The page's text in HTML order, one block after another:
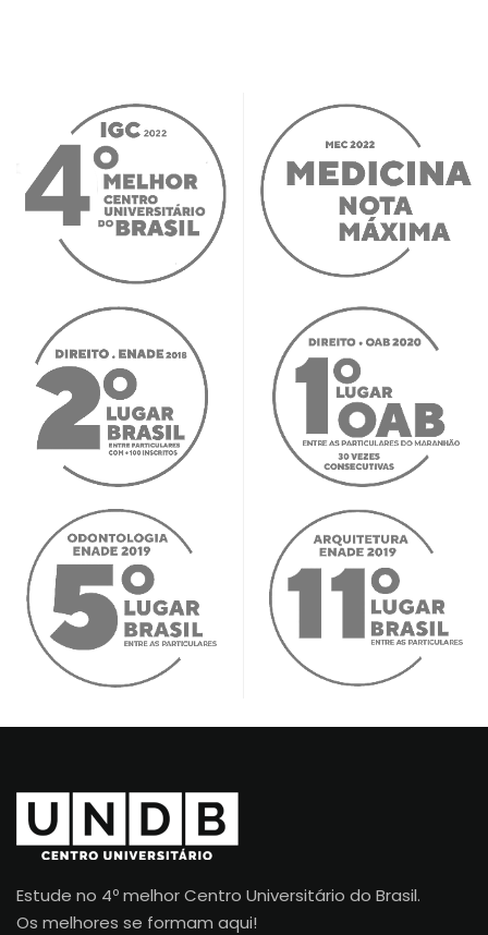
Estude no 4º melhor Centro Universitário do Brasil.
Os melhores se formam aqui!